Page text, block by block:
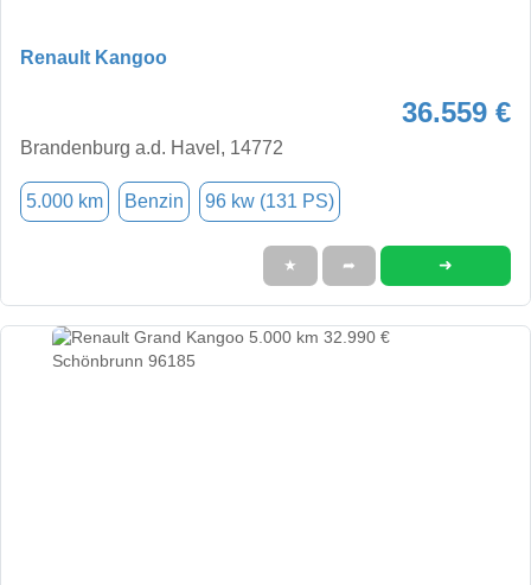
Renault Kangoo
36.559 €
Brandenburg a.d. Havel, 14772
5.000 km Benzin 96 kw (131 PS)
★ ➦ ➜